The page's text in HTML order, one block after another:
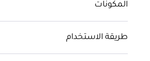
المكونات
طريقة الاستخدام